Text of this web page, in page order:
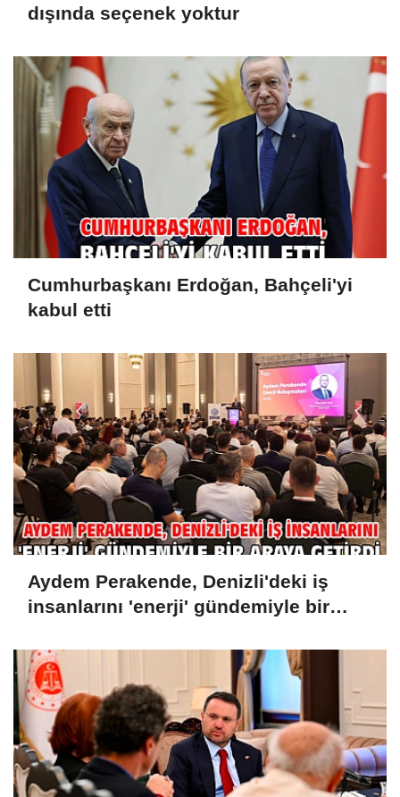
dışında seçenek yoktur
Cumhurbaşkanı Erdoğan, Bahçeli'yi
kabul etti
Aydem Perakende, Denizli'deki iş
insanlarını 'enerji' gündemiyle bir